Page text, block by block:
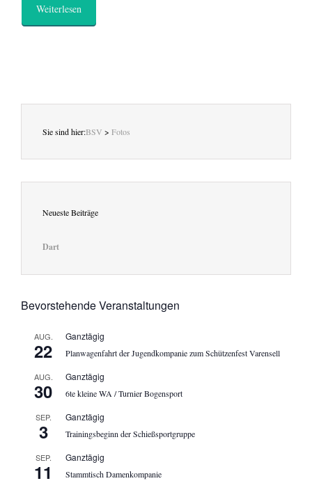
Weiterlesen
Sie sind hier:BSV > Fotos
Neueste Beiträge
Dart
Bevorstehende Veranstaltungen
AUG.
22
Ganztägig
Planwagenfahrt der Jugendkompanie zum Schützenfest Varensell
AUG.
30
Ganztägig
6te kleine WA / Turnier Bogensport
SEP.
3
Ganztägig
Trainingsbeginn der Schießsportgruppe
SEP.
11
Ganztägig
Stammtisch Damenkompanie